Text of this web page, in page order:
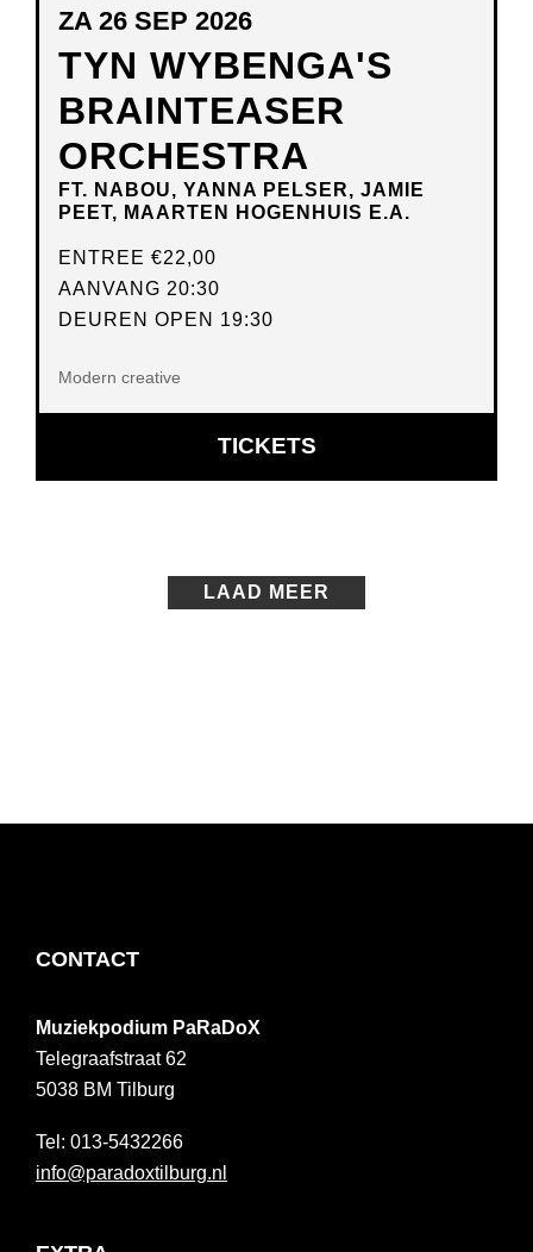
TYN WYBENGA'S
BRAINTEASER
ORCHESTRA
FT. NABOU, YANNA PELSER, JAMIE
PEET, MAARTEN HOGENHUIS E.A.
ZA 26 SEP 2026
ENTREE €22,00
AANVANG 20:30
DEUREN OPEN 19:30
Modern creative
TICKETSOPENT
IN
LAAD MEER
FOOTER
CONTACT
Muziekpodium PaRaDoX
Telegraafstraat 62
5038 BM Tilburg
013-5432266
info@paradoxtilburg.nl